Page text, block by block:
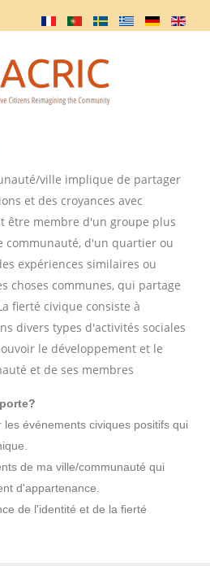
ville implique de partager
et des croyances avec
être membre d'un groupe plus
communauté, d'un quartier ou
expériences similaires ou
choses communes, qui partage
fierté civique consiste à
divers types d'activités sociales
le développement et le
et de ses membres
événements civiques positifs qui
de ma ville/communauté qui
d'appartenance.
de l'identité et de la fierté